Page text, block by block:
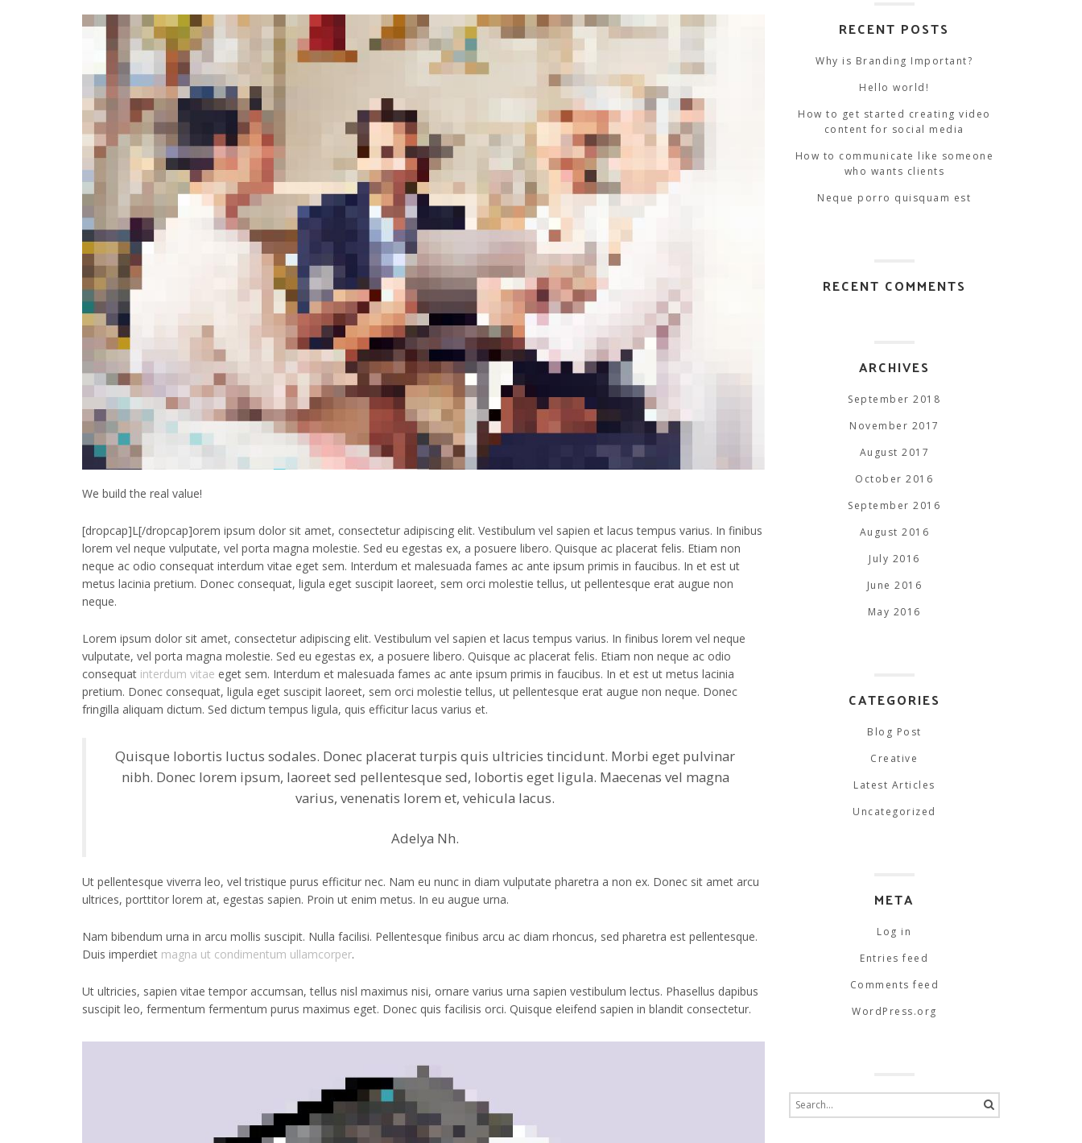
We build the real value!
[dropcap]L[/dropcap]orem ipsum dolor sit amet, consectetur adipiscing elit. Vestibulum vel sapien et lacus tempus varius. In finibus
lorem vel neque vulputate, vel porta magna molestie. Sed eu egestas ex, a posuere libero. Quisque ac placerat felis. Etiam non
neque ac odio consequat interdum vitae eget sem. Interdum et malesuada fames ac ante ipsum primis in faucibus. In et est ut
metus lacinia pretium. Donec consequat, ligula eget suscipit laoreet, sem orci molestie tellus, ut pellentesque erat augue non
neque.
Lorem ipsum dolor sit amet, consectetur adipiscing elit. Vestibulum vel sapien et lacus tempus varius. In finibus lorem vel neque
vulputate, vel porta magna molestie. Sed eu egestas ex, a posuere libero. Quisque ac placerat felis. Etiam non neque ac odio
consequat interdum vitae eget sem. Interdum et malesuada fames ac ante ipsum primis in faucibus. In et est ut metus lacinia
pretium. Donec consequat, ligula eget suscipit laoreet, sem orci molestie tellus, ut pellentesque erat augue non neque. Donec
fringilla aliquam dictum. Sed dictum tempus ligula, quis efficitur lacus varius et.
Quisque lobortis luctus sodales. Donec placerat turpis quis ultricies tincidunt. Morbi eget pulvinar
nibh. Donec lorem ipsum, laoreet sed pellentesque sed, lobortis eget ligula. Maecenas vel magna
varius, venenatis lorem et, vehicula lacus.
Adelya Nh.
Ut pellentesque viverra leo, vel tristique purus efficitur nec. Nam eu nunc in diam vulputate pharetra a non ex. Donec sit amet arcu
ultrices, porttitor lorem at, egestas sapien. Proin ut enim metus. In eu augue urna.
Nam bibendum urna in arcu mollis suscipit. Nulla facilisi. Pellentesque finibus arcu ac diam rhoncus, sed pharetra est pellentesque.
Duis imperdiet magna ut condimentum ullamcorper.
Ut ultricies, sapien vitae tempor accumsan, tellus nisl maximus nisi, ornare varius urna sapien vestibulum lectus. Phasellus dapibus
suscipit leo, fermentum fermentum purus maximus eget. Donec quis facilisis orci. Quisque eleifend sapien in blandit consectetur.
RECENT POSTS
Why is Branding Important?
Hello world!
How to get started creating video
content for social media
How to communicate like someone
who wants clients
Neque porro quisquam est
RECENT COMMENTS
ARCHIVES
September 2018
November 2017
August 2017
October 2016
September 2016
August 2016
July 2016
June 2016
May 2016
CATEGORIES
Blog Post
Creative
Latest Articles
Uncategorized
META
Log in
Entries feed
Comments feed
WordPress.org
for: